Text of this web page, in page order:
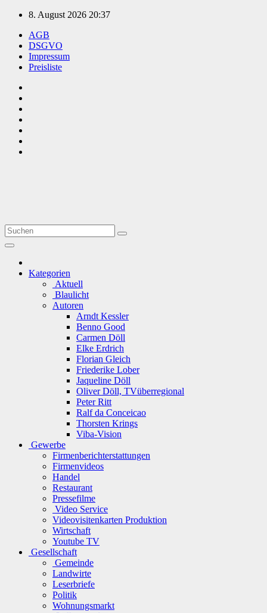
Zum
springen
8. August 2026 20:37
AGB
DSGVO
Impressum
Preisliste
Kategorien
Aktuell
Blaulicht
Autoren
Arndt Kessler
Benno Good
Carmen Döll
Elke Erdrich
Florian Gleich
Friederike Lober
Jaqueline Döll
Oliver Döll, TVüberregional
Peter Ritt
Ralf da Conceicao
Thorsten Krings
Viba-Vision
Gewerbe
Firmenberichterstattungen
Firmenvideos
Handel
Restaurant
Pressefilme
Video Service
Videovisitenkarten Produktion
Wirtschaft
Youtube TV
Gesellschaft
Gemeinde
Landwirte
Leserbriefe
Politik
Wohnungsmarkt